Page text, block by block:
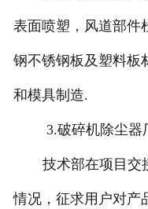
表面喷塑，风道部件
钢不锈钢板及塑料板
和模具制造.
3.破碎机除尘器
技术部在项目交
情况，征求用户对产